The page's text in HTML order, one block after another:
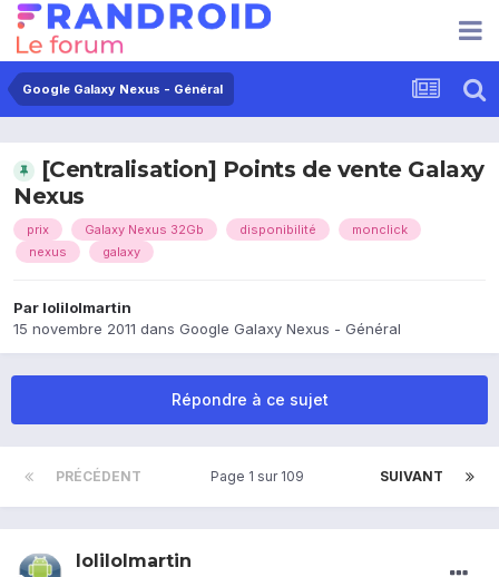
Google Galaxy Nexus - Général
[Centralisation] Points de vente Galaxy
Nexus
prix Galaxy Nexus 32Gb disponibilité
monclick
nexus
galaxy
Par lolilolmartin
15 novembre 2011 dans Google Galaxy Nexus - Général
Répondre à ce sujet
PRÉCÉDENT SUIVANT
Page 1 sur 109
lolilolmartin